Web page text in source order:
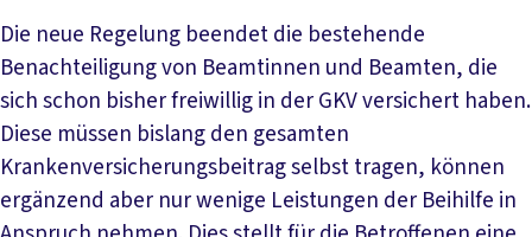
Die neue Regelung beendet die bestehende
Benachteiligung von Beamtinnen und Beamten, die
sich schon bisher freiwillig in der GKV versichert haben.
Diese müssen bislang den gesamten
Krankenversicherungsbeitrag selbst tragen, können
ergänzend aber nur wenige Leistungen der Beihilfe in